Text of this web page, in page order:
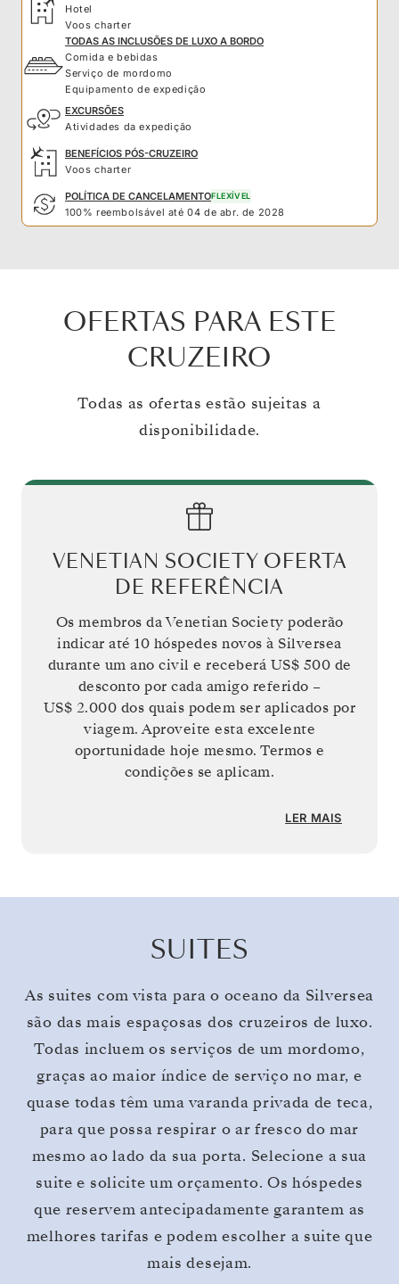
Hotel
Voos charter
TODAS AS INCLUSÕES DE LUXO A BORDO
Comida e bebidas
Serviço de mordomo
Equipamento de expedição
EXCURSÕES
Atividades da expedição
BENEFÍCIOS PÓS-CRUZEIRO
Voos charter
POLÍTICA DE CANCELAMENTOFLEXÍVEL
100% reembolsável até 04 de abr. de 2028
OFERTAS PARA ESTE
CRUZEIRO
Todas as ofertas estão sujeitas a
disponibilidade.
VENETIAN SOCIETY OFERTA
DE REFERÊNCIA
Os membros da Venetian Society poderão
indicar até 10 hóspedes novos à Silversea
durante um ano civil e receberá US$ 500 de
desconto por cada amigo referido –
US$ 2.000 dos quais podem ser aplicados por
viagem. Aproveite esta excelente
oportunidade hoje mesmo. Termos e
condições se aplicam.
LER MAIS
SUITES
As suites com vista para o oceano da Silversea
são das mais espaçosas dos cruzeiros de luxo.
Todas incluem os serviços de um mordomo,
graças ao maior índice de serviço no mar, e
quase todas têm uma varanda privada de teca,
para que possa respirar o ar fresco do mar
mesmo ao lado da sua porta. Selecione a sua
suite e solicite um orçamento. Os hóspedes
que reservem antecipadamente garantem as
melhores tarifas e podem escolher a suite que
mais desejam.